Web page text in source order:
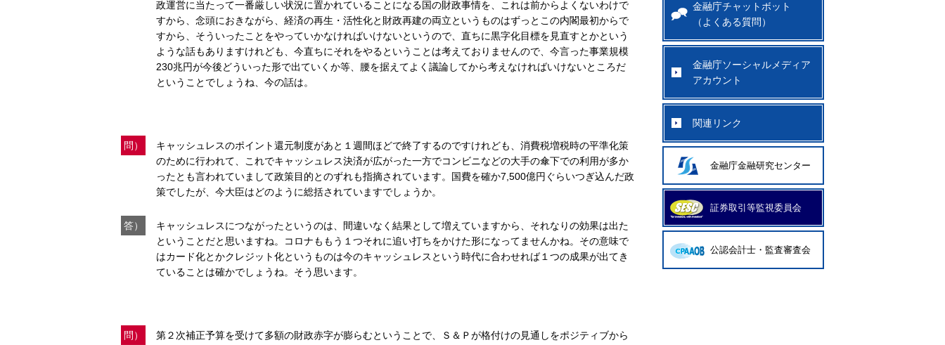
政運営に当たって一番厳しい状況に置かれていることになる国の財政事情を、これは前からよくないわけで
すから、念頭におきながら、経済の再生・活性化と財政再建の両立というものはずっとこの内閣最初からで
すから、そういったことをやっていかなければいけないというので、直ちに黒字化目標を見直すとかという
ような話もありますけれども、今直ちにそれをやるということは考えておりませんので、今言った事業規模
230兆円が今後どういった形で出ていくか等、腰を据えてよく議論してから考えなければいけないところだ
ということでしょうね、今の話は。
問）
キャッシュレスのポイント還元制度があと１週間ほどで終了するのですけれども、消費税増税時の平準化策
のために行われて、これでキャッシュレス決済が広がった一方でコンビニなどの大手の傘下での利用が多か
ったとも言われていまして政策目的とのずれも指摘されています。国費を確か7,500億円ぐらいつぎ込んだ政
策でしたが、今大臣はどのように総括されていますでしょうか。
答）
キャッシュレスにつながったというのは、間違いなく結果として増えていますから、それなりの効果は出た
ということだと思いますね。コロナももう１つそれに追い打ちをかけた形になってませんかね。その意味で
はカード化とかクレジット化というものは今のキャッシュレスという時代に合わせれば１つの成果が出てき
ていることは確かでしょうね。そう思います。
問）
第２次補正予算を受けて多額の財政赤字が膨らむということで、Ｓ＆Ｐが格付けの見通しをポジティブから
金融庁チャットボット
（よくある質問）
金融庁ソーシャルメディア
アカウント
関連リンク
金融庁金融研究センター
証券取引等監視委員会
公認会計士・監査審査会